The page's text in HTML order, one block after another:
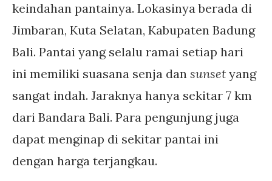
keindahan pantainya. Lokasinya berada di
Jimbaran, Kuta Selatan, Kabupaten Badung
Bali. Pantai yang selalu ramai setiap hari
ini memiliki suasana senja dan sunset yang
sangat indah. Jaraknya hanya sekitar 7 km
dari Bandara Bali. Para pengunjung juga
dapat menginap di sekitar pantai ini
dengan harga terjangkau.